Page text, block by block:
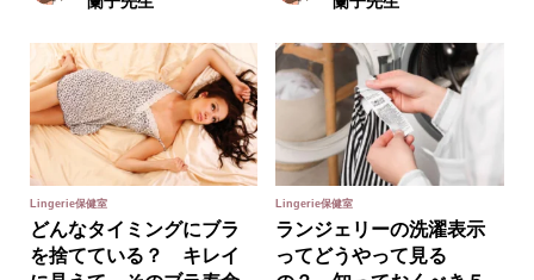
Lingerie保健室
どんなタイミングにブラ
を捨てている？ キレイ
Lingerie保健室
ランジェリーの洗濯表示
ってどうやって見る